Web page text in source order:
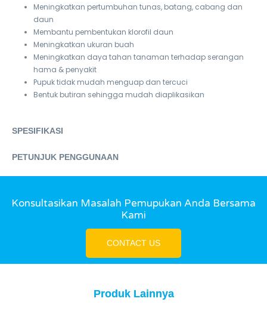
Meningkatkan pertumbuhan tunas, batang, cabang dan
daun
Membantu pembentukan klorofil daun
Meningkatkan ukuran buah
Meningkatkan daya tahan tanaman terhadap serangan
hama & penyakit
Pupuk tidak mudah menguap dan tercuci
Bentuk butiran sehingga mudah diaplikasikan
SPESIFIKASI
PETUNJUK PENGGUNAAN
Konsultasikan Masalah Pemupukan Anda Bersama
Kami
CONTACT US
Produk Lainnya